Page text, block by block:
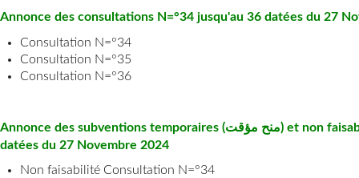
Annonce des consultations N=°34 jusqu'au 36 datées du 27
Consultation N=°34
Consultation N=°35
Consultation N=°36
Annonce des subventions temporaires (منح مؤقت) et non faisabilité (عدم جدوى) des consultations N=°34 jusqu'au 36
datées du 27 Novembre 2024
Non faisabilité Consultation N=°34